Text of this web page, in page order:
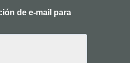
de e-mail para